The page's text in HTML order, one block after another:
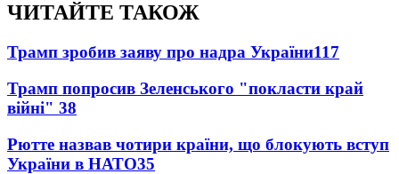
ЧИТАЙТЕ ТАКОЖ
Трамп зробив заяву про надра України117
Трамп попросив Зеленського "покласти край
війні" 38
Рютте назвав чотири країни, що блокують вступ
України в НАТО35